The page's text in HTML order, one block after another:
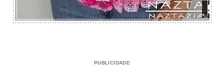
PUBLICIDADE